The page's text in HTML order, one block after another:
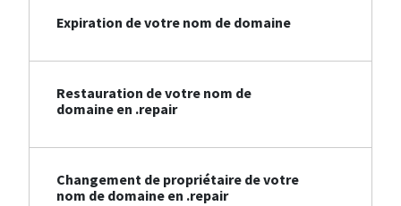
Expiration de votre nom de domaine
Restauration de votre nom de
domaine en .repair
Changement de propriétaire de votre
nom de domaine en .repair